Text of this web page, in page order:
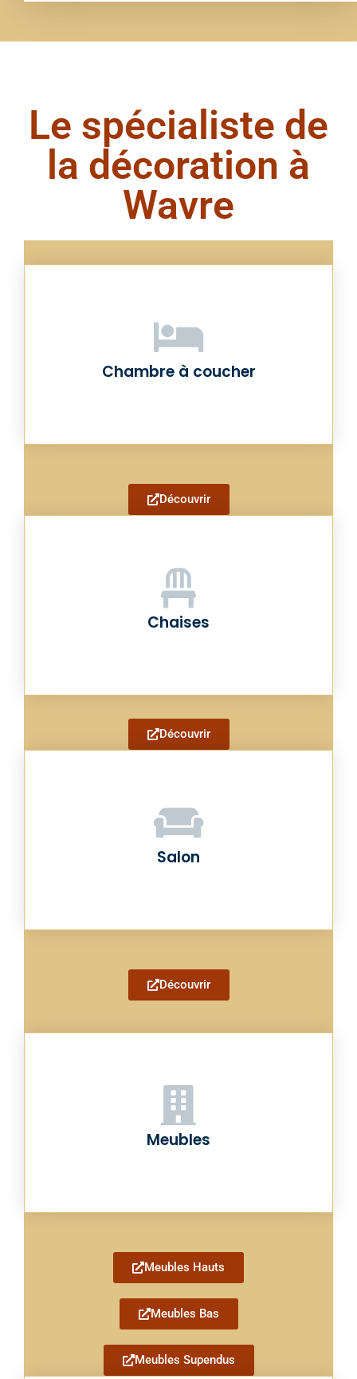
Le spécialiste de
la décoration à
Wavre
Chambre à coucher
Découvrir
Chaises
Découvrir
Salon
Découvrir
Meubles
Meubles Hauts
Meubles Bas
Meubles Supendus